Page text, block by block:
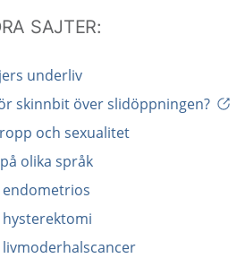
SAJTER:
underliv
skinnbit över slidöppningen?
och sexualitet
olika språk
endometrios
hysterektomi